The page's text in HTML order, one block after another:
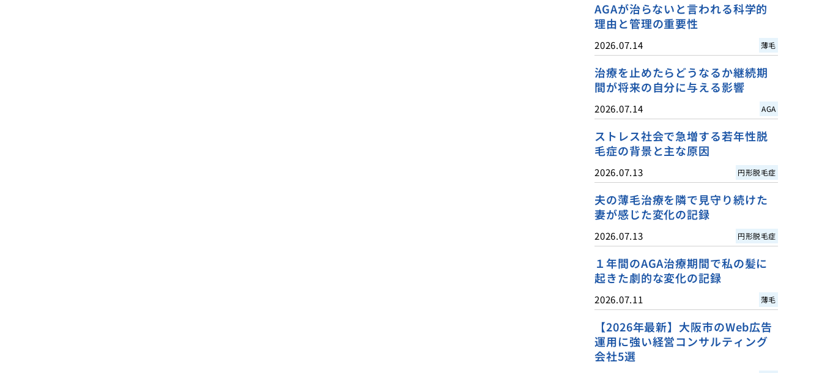
AGAが治らないと言われる科学的
理由と管理の重要性
2026.07.14 薄毛
治療を止めたらどうなるか継続期
間が将来の自分に与える影響
2026.07.14 AGA
ストレス社会で急増する若年性脱
毛症の背景と主な原因
2026.07.13 円形脱毛症
夫の薄毛治療を隣で見守り続けた
妻が感じた変化の記録
2026.07.13 円形脱毛症
１年間のAGA治療期間で私の髪に
起きた劇的な変化の記録
2026.07.11 薄毛
【2026年最新】大阪市のWeb広告
運用に強い経営コンサルティング
会社5選